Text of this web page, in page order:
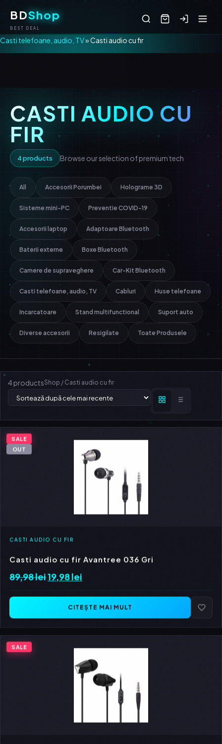
BDShop
BEST DEAL
Casti telefoane, audio, TV» Casti audio cu fir
CASTI AUDIO CU
FIR
4 products Browse our selection of premium tech
All Accesorii Porumbei Holograme 3D
Sisteme mini-PC Preventie COVID-19
Accesorii laptop Adaptoare Bluetooth
Baterii externe Boxe Bluetooth
Camere de supraveghere Car-Kit Bluetooth
Casti telefoane, audio, TV Cabluri Huse telefoane
Incarcatoare Stand multifunctional Suport auto
Diverse accesorii Resigilate Toate Produsele
4 productsShop / Casti audio cu fir
SALE
OUT
CASTI AUDIO CU FIR
Casti audio cu fir Avantree 036 Gri
89,98leiPrețul
fost:
89,98 lei.
19,98lei
este:
19,98 lei.
CITEȘTE MAI MULT
SALE